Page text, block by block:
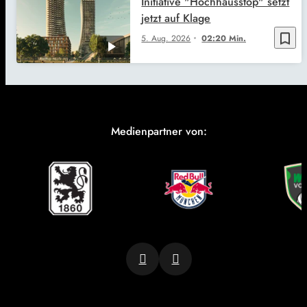
bookmark_border
5. Aug. 2026 02:20 Min.
jetzt auf Klage
Medienpartner von: